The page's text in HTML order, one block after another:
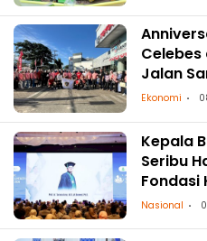
Celebes
Jalan
Ekonomi
Kepala
Seribu
Fondasi
Masa
Nasional